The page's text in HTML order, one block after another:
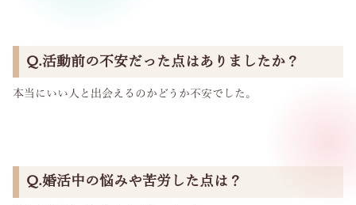
Q.活動前の不安だった点はありましたか？
本当にいい人と出会えるのかどうか不安でした。
Q.婚活中の悩みや苦労した点は？